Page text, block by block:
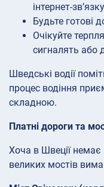
інтернет-зв’язку
Будьте готові
Очікуйте
сигналять або
Шведські водії
процес водіння
складною.
Платні дороги та
Хоча в Швеції немає
великих мостів